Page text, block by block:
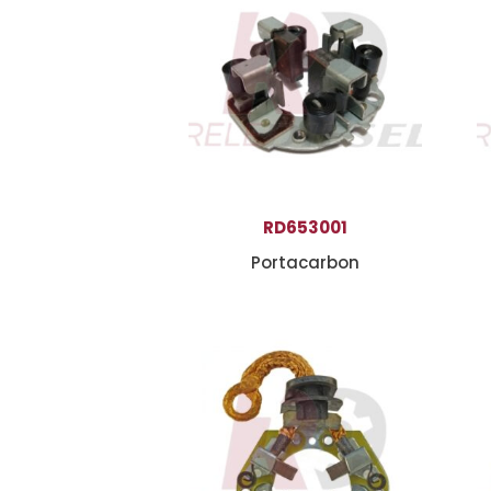
RD653001
Portacarbon